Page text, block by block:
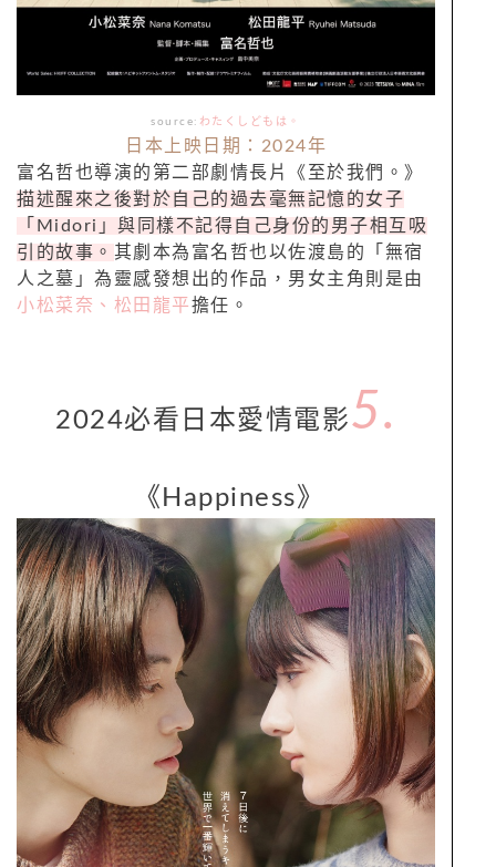
source: わたくしどもは。
日本上映日期：2024年
富名哲也導演的第二部劇情長片《至於我們。》
描述醒來之後對於自己的過去毫無記憶的女子
「Midori」與同樣不記得自己身份的男子相互吸
引的故事。 其劇本為富名哲也以佐渡島的「無宿
人之墓」為靈感發想出的作品，男女主角則是由
小松菜奈、松田龍平擔任。
2024必看日本愛情電影5.
《Happiness》